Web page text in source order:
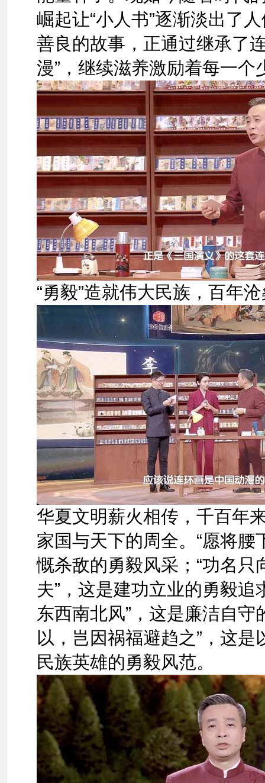
崛起让“小人书”逐渐淡出了
善良的故事，正通过继承了
漫”，继续滋养激励着每一个
“勇毅”造就伟大民族，百年
华夏文明薪火相传，千百年
家国与天下的周全。“愿将腰
慨杀敌的勇毅风采；“功名
夫”，这是建功立业的勇毅追
东西南北风”，这是廉洁自守
以，岂因祸福避趋之”，这
民族英雄的勇毅风范。